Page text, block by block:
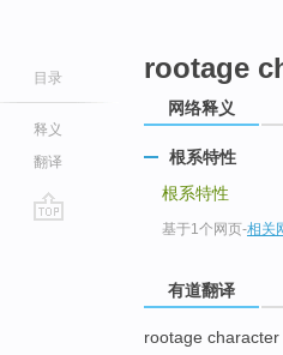
目录
释义
翻译
rootage
网络释义
根系特性
根系特性
基于1个网页-相关
有道翻译
rootage character